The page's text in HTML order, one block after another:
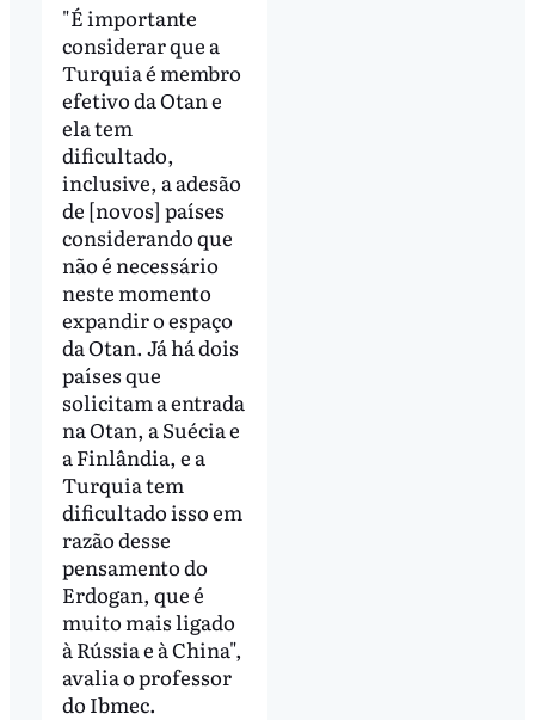
"É importante
considerar que a
Turquia é membro
efetivo da Otan e
ela tem
dificultado,
inclusive, a adesão
de [novos] países
considerando que
não é necessário
neste momento
expandir o espaço
da Otan. Já há dois
países que
solicitam a entrada
na Otan, a Suécia e
a Finlândia, e a
Turquia tem
dificultado isso em
razão desse
pensamento do
Erdogan, que é
muito mais ligado
à Rússia e à China",
avalia o professor
do Ibmec.